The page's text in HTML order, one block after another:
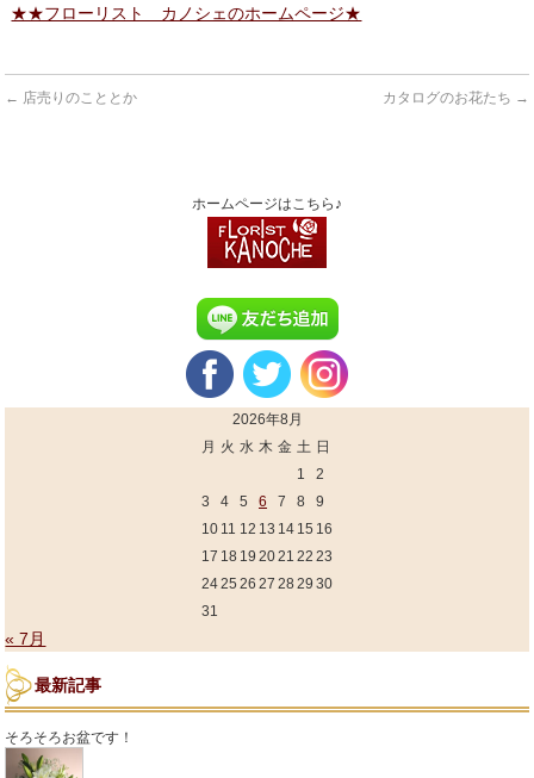
★★フローリスト カノシェのホームページ★
← 店売りのこととか カタログのお花たち →
ホームページはこちら♪
2026年8月
月 火 水 木 金 土 日
1
2
3
4 5 6 7 8
9
10 11 12 13 14 15 16
17 18 19 2021 22 23
2425 26 27 28 29 30
31
« 7月
最新記事
そろそろお盆です！